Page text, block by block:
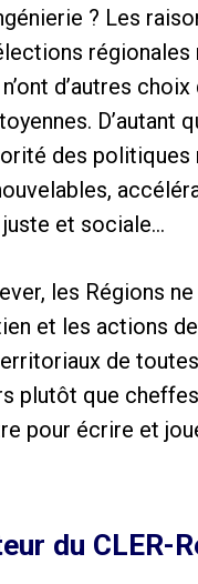
? Les
régionales
d’autres choix
D’autant
des politiques
et sociale…
les Régions
et les actions
de
plutôt que
pour écrire et
du CLER-